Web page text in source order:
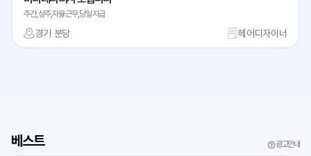
주간,상주,자율근무,당일지급
경기 분당 헤어디자이너
베스트 광고안내